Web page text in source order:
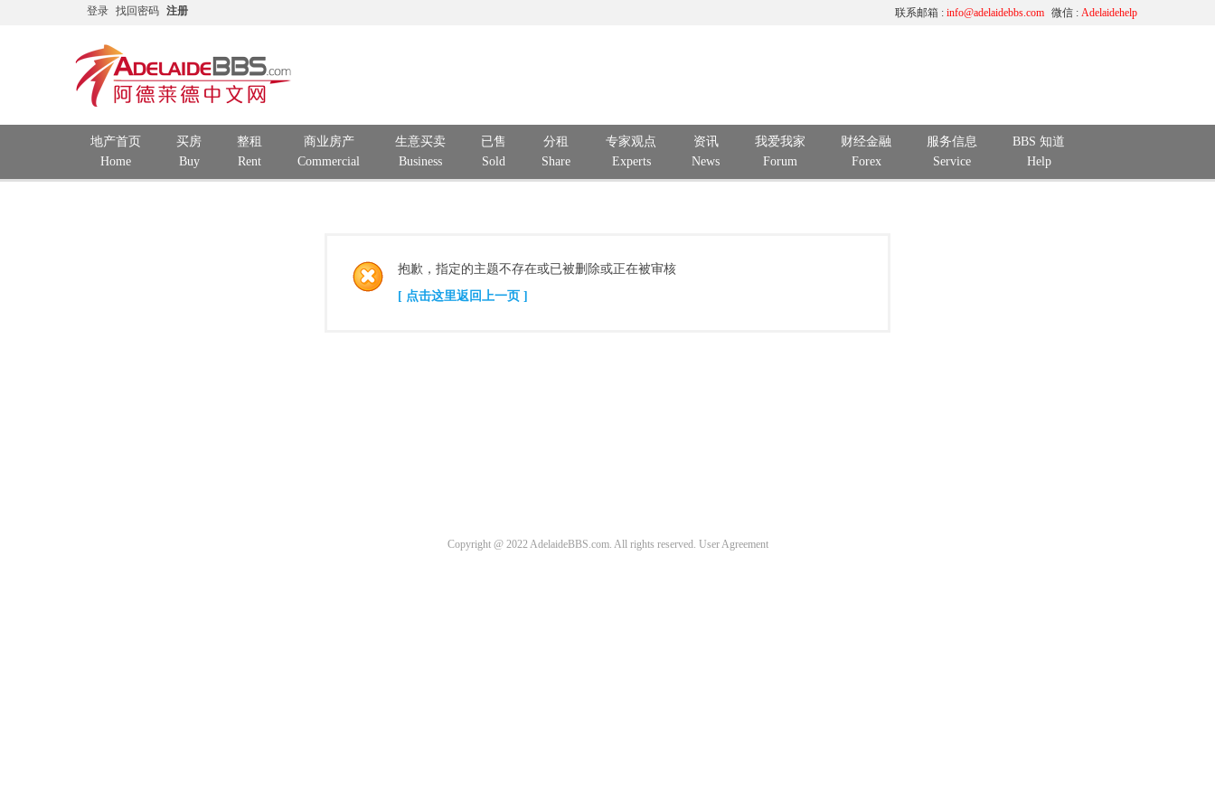
登录 找回密码 注册 微信 : Adelaidehelp
联系邮箱 : info@adelaidebbs.com
地产首页
Home
买房
Buy
整租
Rent
商业房产
Commercial
生意买卖
Business
已售
Sold
分租
Share
专家观点
Experts
资讯
News
我爱我家
Forum
财经金融
Forex
服务信息
Service
BBS 知道
Help
抱歉，指定的主题不存在或已被删除或正在被审核
[ 点击这里返回上一页 ]
Copyright @ 2022 AdelaideBBS.com. All rights reserved. User Agreement